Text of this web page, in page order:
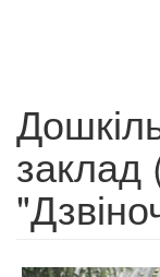
заклад